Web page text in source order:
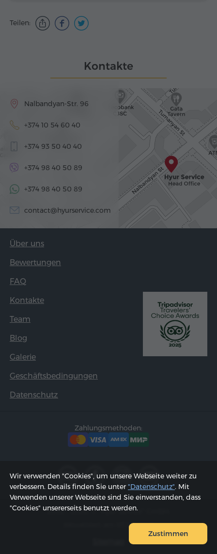
Teilen:
Kontakte
Nalbandyan-Str. 96
+374 10 54 60 40
+374 93 50 40 40
+374 98 40 50 89
+374 98 40 50 89
contact@hyurservice.com
Über uns
Bewertungen
FAQ
Kontakte
Team
Blog
Galerie
Geschäftsbedingungen
Datenschutz
Zahlungsmethoden:
2002 - 2026, © "Hyur Service" GmbH;
Aktualisiert am 07.08.2026
Wir verwenden "Cookies", um unsere Webseite weiter zu
verbessern. Details finden Sie unter"Datenschutz". Mit
Verwenden unserer Webseite sind Sie einverstanden, dass
"Cookies" unsererseits benutzt werden.
Zustimmen